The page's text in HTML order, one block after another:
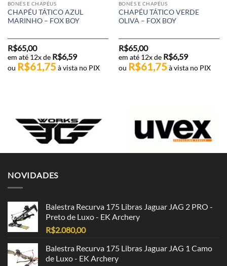
BONÉS E CHAPÉUS
CHAPÉU TÁTICO AZUL
MARINHO – FOX BOY
R$65,00
em até 12x de R$6,59
ou R$61,75 à vista no PIX
BONÉS E CHAPÉUS
CHAPÉU TÁTICO VERDE
OLIVA – FOX BOY
R$65,00
em até 12x de R$6,59
ou R$61,75 à vista no PIX
NOVIDADES
Balestra Recurva 175 Libras Jaguar JAG 2 PRO -
Preto de Luxo - EK Archery
R$2.080,00
Balestra Recurva 175 Libras Jaguar JAG 1 Camo
de Luxo - EK Archery